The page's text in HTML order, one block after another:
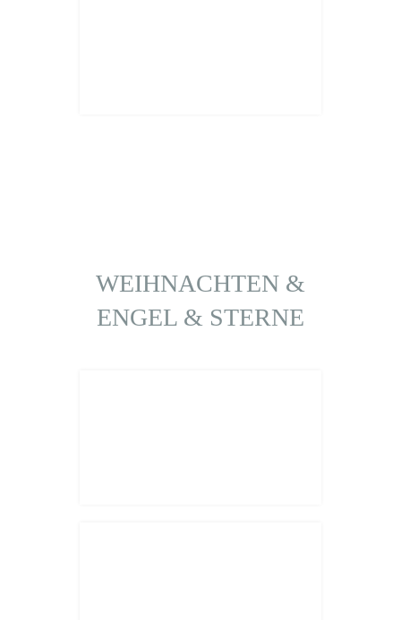
WEIHNACHTEN &
ENGEL & STERNE